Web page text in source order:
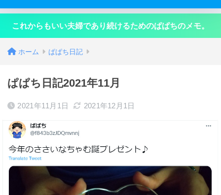
これからもいい夫婦であり続けるためのぱぱちのメモ。
ホーム ぱぱち日記
ぱぱち日記2021年11月
2021年11月1日 2021年12月1日